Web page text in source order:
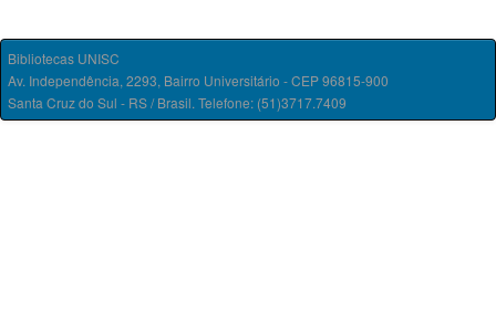
Bibliotecas UNISC
Av. Independência, 2293, Bairro Universitário - CEP 96815-900
Santa Cruz do Sul - RS / Brasil. Telefone: (51)3717.7409